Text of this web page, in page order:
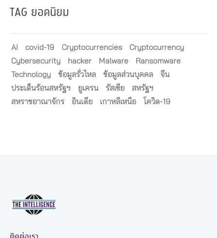
TAG ยอดนิยม
AI covid-19 Cryptocurrencies
Cryptocurrency
Cybersecurity
hacker Malware
Ransomware
Technology
ข้อมูลรั่วไหล ข้อมูลส่วนบุคคล
จีน
ประเด็นร้อนสหรัฐฯ
ยูเครน รัสเซีย
สหรัฐฯ
สหราชอาณาจักร
อินเดีย เกาหลีเหนือ โควิด-19